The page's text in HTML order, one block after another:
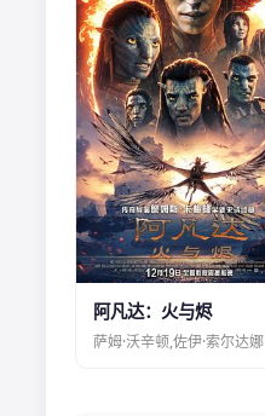
阿凡达：火与烬
萨姆·沃辛顿,佐伊·索尔达娜